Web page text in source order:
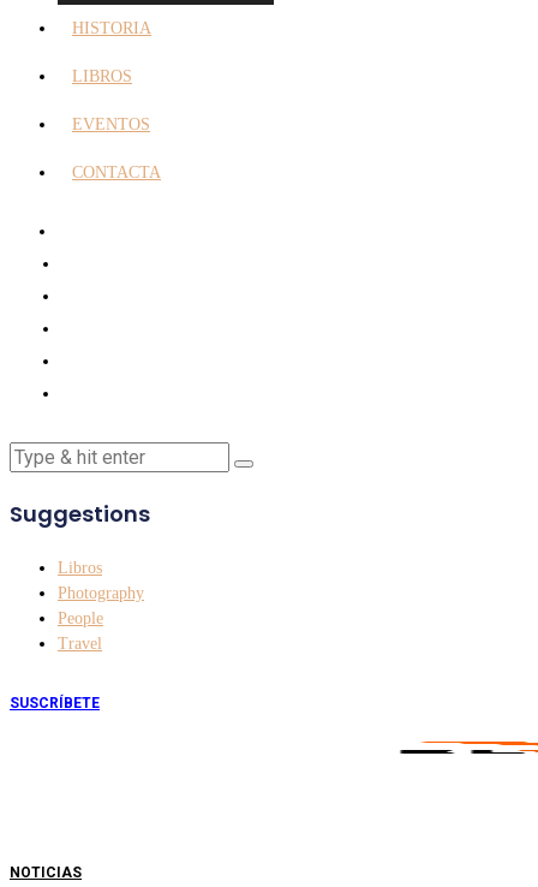
HISTORIA
LIBROS
EVENTOS
CONTACTA
Suggestions
Libros
Photography
People
Travel
SUSCRÍBETE
NOTICIAS